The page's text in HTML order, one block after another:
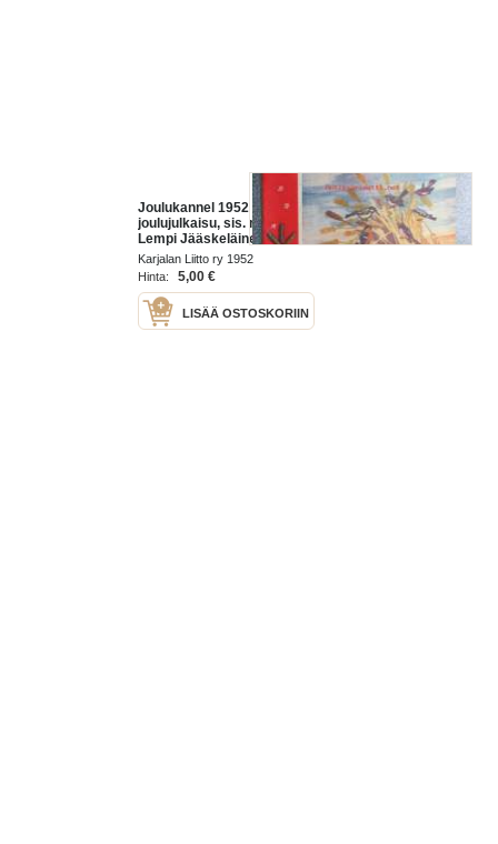
Joulukannel 1952 - Karjalan Liiton
joulujulkaisu, sis. mm. artikkelit;
Lempi Jääskeläinen - Kiviraunio,
Ikuisia evakkoja, Hilja Valkeapää -
Nainen käy
Karjalan Liitto ry 1952
Hinta:
5,00 €
LISÄÄ OSTOSKORIIN